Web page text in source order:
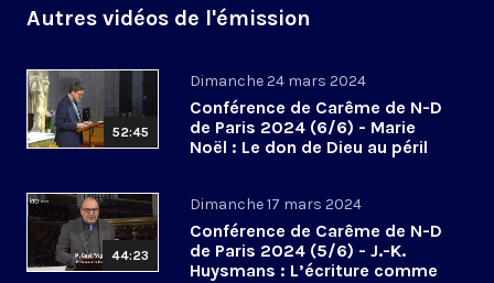
Autres vidéos de l'émission
52:45
Dimanche 24 mars 2024
Conférence de Carême de N-D
de Paris 2024 (6/6) - Marie
Noël : Le don de Dieu au péril
44:23
Dimanche 17 mars 2024
Conférence de Carême de N-D
de Paris 2024 (5/6) - J.-K.
Huysmans : L’écriture comme